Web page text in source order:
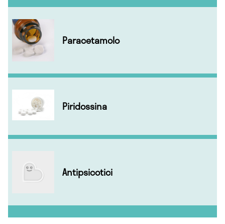
Paracetamolo
Piridossina
Antipsicotici